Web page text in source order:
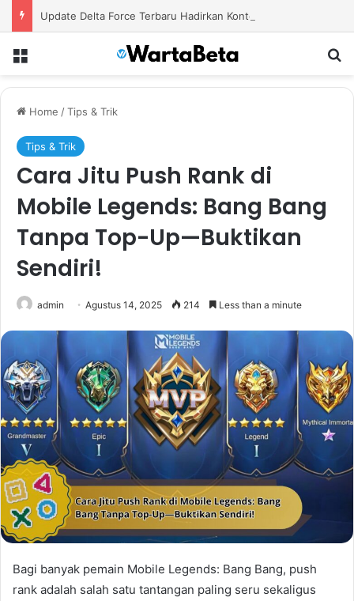
Home /Tips & Trik
Tips & Trik
Cara Jitu Push Rank di
Mobile Legends: Bang Bang
Tanpa Top-Up—Buktikan
Sendiri!
admin Agustus 14, 2025 214 Less than a minute
Bagi banyak pemain Mobile Legends: Bang Bang, push
rank adalah salah satu tantangan paling seru sekaligus